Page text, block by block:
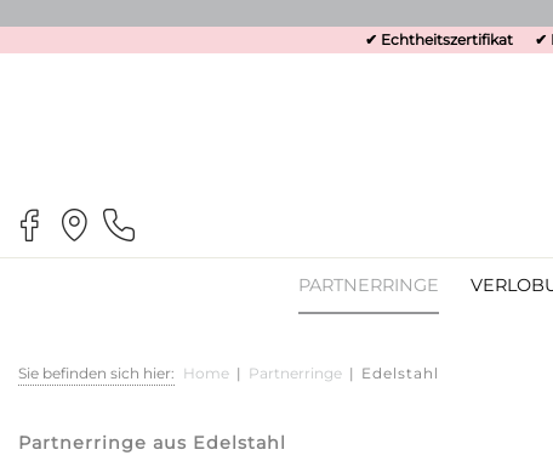
✔ Echtheitszertifikat
✔
PARTNERRINGE
Sie befinden sich hier: Home | Partnerringe | Edelstahl
Partnerringe aus Edelstahl